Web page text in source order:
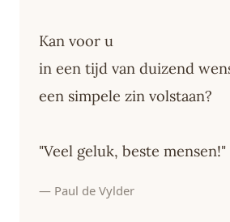
Kan voor u
in een tijd van duizend
een simpele zin volstaan?
"Veel geluk, beste mensen!"
— Paul de Vylder